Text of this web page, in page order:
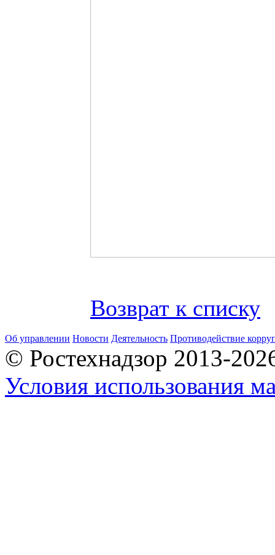
Возврат к списку
Об управлении Новости Деятельность Противодействие
© Ростехнадзор 2013-
Условия использования